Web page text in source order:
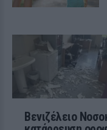
Βενιζέλειο